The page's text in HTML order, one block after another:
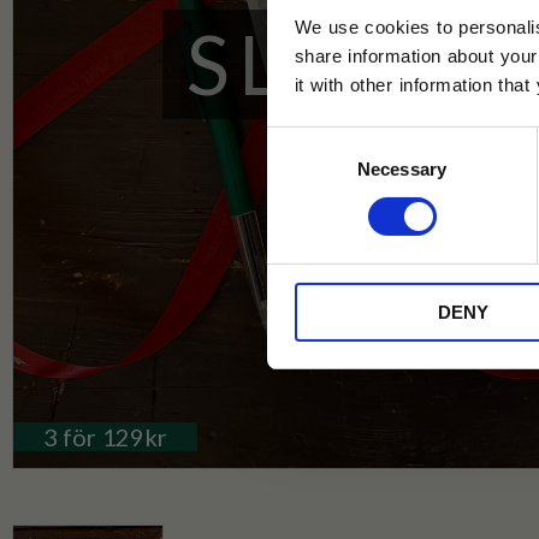
We use cookies to
share information about
it with other information that
Necessary
DENY
3 för 129kr
Jag samtycker till Tehuset Javas
* Rabatten gäller endast online på
på ordinarie priser och kan ej